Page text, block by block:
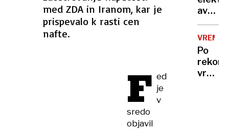
med ZDA in Iranom, kar je
prispevalo k rasti cen
nafte.
F ed
je
v
sredo
objavil
mrtvih
in
avtov
v
na
trnih,
za
VREME
Po